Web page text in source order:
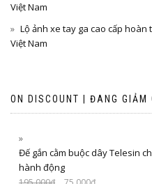
Việt Nam
Lộ ảnh xe tay ga cao cấp hoàn
Việt Nam
ON DISCOUNT | ĐANG GIẢM
Đế gắn cằm buộc dây Telesin
hành động